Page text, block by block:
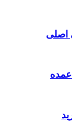
اصلی